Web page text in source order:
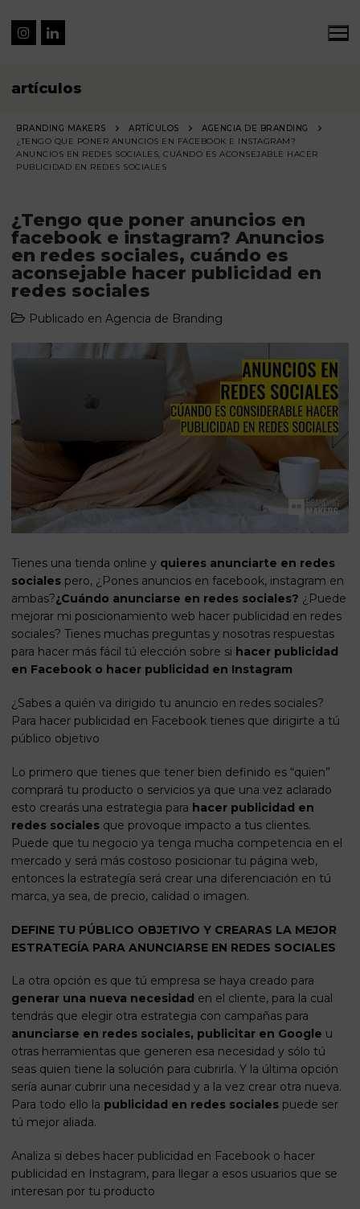
artículos
BRANDING MAKERS ARTÍCULOS
AGENCIA DE BRANDING
¿TENGO QUE PONER ANUNCIOS EN FACEBOOK E INSTAGRAM?
ANUNCIOS EN REDES SOCIALES, CUÁNDO ES ACONSEJABLE HACER
PUBLICIDAD EN REDES SOCIALES
¿Tengo que poner anuncios en
facebook e instagram? Anuncios
en redes sociales, cuándo es
aconsejable hacer publicidad en
redes sociales
Publicado en Agencia de Branding
Tienes una tienda online y quieres anunciarte en redes
sociales pero, ¿Pones anuncios en facebook, instagram en
ambas?¿Cuándo anunciarse en redes sociales? ¿Puede
mejorar mi posicionamiento web hacer publicidad en redes
sociales? Tienes muchas preguntas y nosotras respuestas
para hacer más fácil tú elección sobre si hacer publicidad
en Facebook o hacer publicidad en Instagram
¿Sabes a quién va dirigido tu anuncio en redes sociales?
Para hacer publicidad en Facebook tienes que dirigirte a tú
público objetivo
Lo primero que tienes que tener bien definido es “quien”
comprará tu producto o servicios ya que una vez aclarado
esto crearás una estrategia para hacer publicidad en
redes sociales que provoque impacto a tus clientes.
Puede que tu negocio ya tenga mucha competencia en el
mercado y será más costoso posicionar tu página web,
entonces la estrategía será crear una diferenciación en tú
marca, ya sea, de precio, calidad o imagen.
DEFINE TU PÚBLICO OBJETIVO Y CREARAS LA MEJOR
ESTRATEGÍA PARA ANUNCIARSE EN REDES SOCIALES
La otra opción es que tú empresa se haya creado para
generar una nueva necesidad en el cliente, para la cual
tendrás que elegir otra estrategia con campañas para
anunciarse en redes sociales, publicitar en Google u
otras herramientas que generen esa necesidad y sólo tú
seas quien tiene la solución para cubrirla. Y la última opción
sería aunar cubrir una necesidad y a la vez crear otra nueva.
Para todo ello la publicidad en redes sociales puede ser
tú mejor aliada.
Analiza si debes hacer publicidad en Facebook o hacer
publicidad en Instagram, para llegar a esos usuarios que se
interesan por tu producto